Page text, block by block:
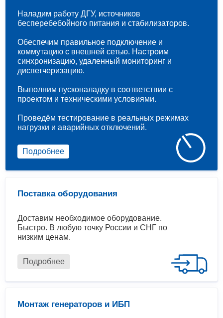
Поставка оборудования
Доставим необходимое оборудование.
Быстро. В любую точку России и СНГ по
низким ценам.
Подробнее
Монтаж генераторов и ИБП
Наладим работу ДГУ, источников
бесперебебойного питания и стабилизаторов.
Обеспечим правильное подключение и
коммутацию с внешней сетью. Настроим
синхронизацию, удаленный мониторинг и
диспетчеризацию.
Выполним пусконаладку в соответствии с
проектом и техническими условиями.
Проведём тестирование в реальных режимах
нагрузки и аварийных отключений.
Подробнее